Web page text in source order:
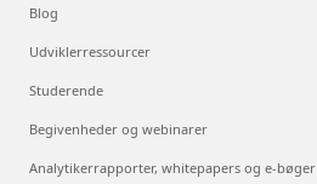
Blog
Udviklerressourcer
Studerende
Begivenheder og webinarer
Analytikerrapporter, whitepapers og e-bøger